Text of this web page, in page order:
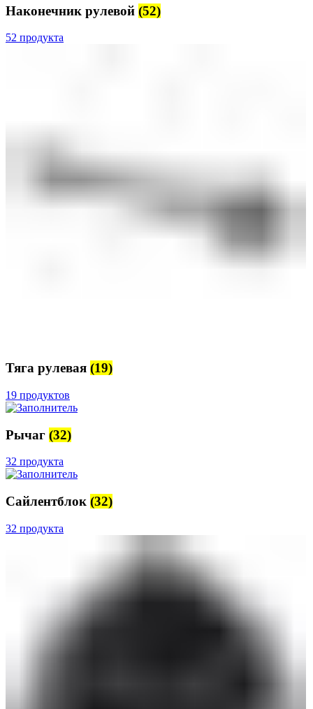
Наконечник рулевой (52)
52 продукта
Тяга рулевая (19)
19 продуктов
Рычаг (32)
32 продукта
Сайлентблок (32)
32 продукта